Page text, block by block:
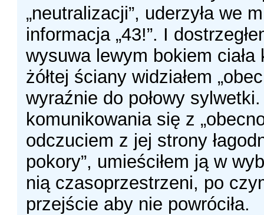
„neutralizacji”, uderzyła we
informacja „43!”. I
wysuwa lewym bokiem
żółtej ściany widziałem
wyraźnie do połowy
komunikowania się z
odczuciem z jej strony
pokory”, umieściłem ją w
nią czasoprzestrzeni, po
przejście aby nie powróciła.